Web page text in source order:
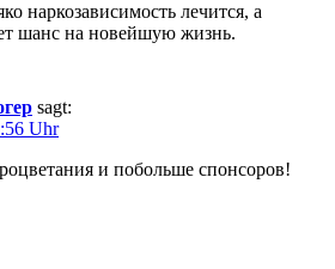
наркозависимость лечится, а
шанс на новейшую жизнь.
sagt:
Uhr
и побольше спонсоров!